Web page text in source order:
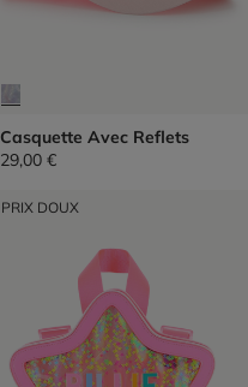
Casquette Avec Reflets
29,00 €
PRIX DOUX